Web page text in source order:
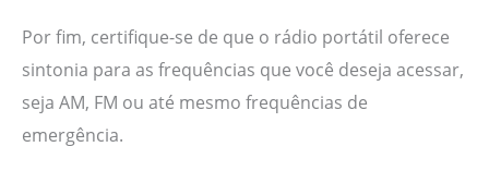
Por fim, certifique-se de que o rádio portátil oferece
sintonia para as frequências que você deseja acessar,
seja AM, FM ou até mesmo frequências de
emergência.